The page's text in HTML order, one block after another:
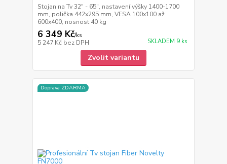
Stojan na Tv 32" - 65", nastavení výšky 1400-1700
mm, polička 442x295 mm, VESA 100x100 až
600x400, nosnost 40 kg
6 349 Kč/ks
5 247 Kč bez DPH SKLADEM 9 ks
Zvolit variantu
Doprava ZDARMA